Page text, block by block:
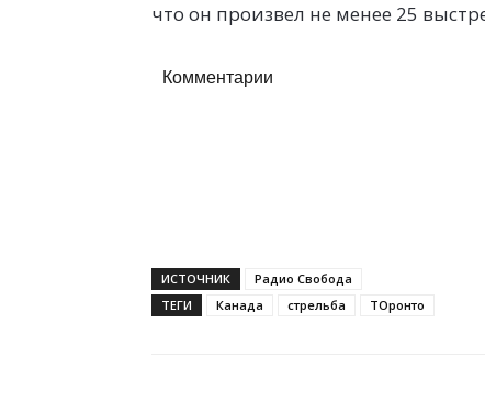
что он произвел не менее 25
Комментарии
ИСТОЧНИК
Радио Свобода
ТЕГИ
Канада стрельба ТОронто